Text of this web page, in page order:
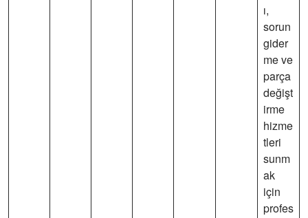
ı,
sorun
gider
me ve
parça
değişt
irme
hizme
tleri
sunm
ak
için
profes